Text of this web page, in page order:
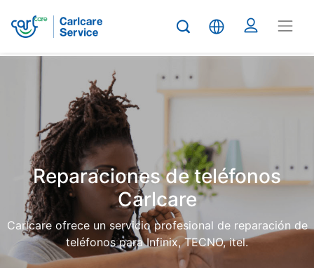
Carlcare
Phone
repair
Reparaciones de teléfonos
Carlcare
Carlcare ofrece un servicio profesional de reparación de
teléfonos para Infinix, TECNO, itel.